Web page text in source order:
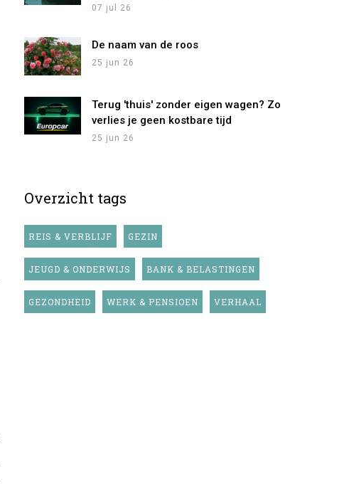
07 jul 26
De naam van de roos
25 jun 26
Terug 'thuis' zonder eigen wagen? Zo
verlies je geen kostbare tijd
25 jun 26
Overzicht tags
REIS & VERBLIJF GEZIN
JEUGD & ONDERWIJS BANK & BELASTINGEN
GEZONDHEID WERK & PENSIOEN VERHAAL